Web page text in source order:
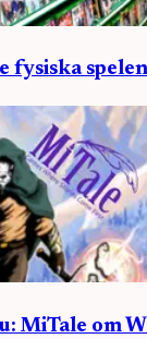
fysiska spelen
MiTale om